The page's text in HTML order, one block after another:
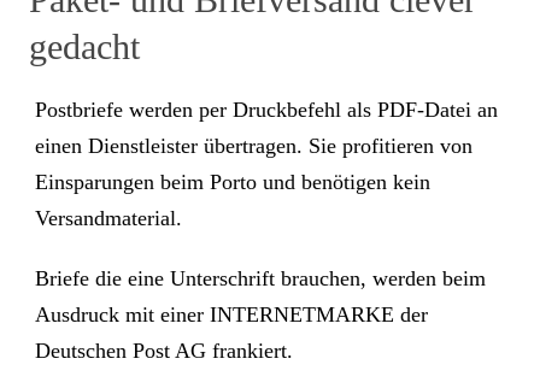
gedacht
Postbriefe werden per Druckbefehl als PDF-Datei an
einen Dienstleister übertragen. Sie profitieren von
Einsparungen beim Porto und benötigen kein
Versandmaterial.
Briefe die eine Unterschrift brauchen, werden beim
Ausdruck mit einer INTERNETMARKE der
Deutschen Post AG frankiert.